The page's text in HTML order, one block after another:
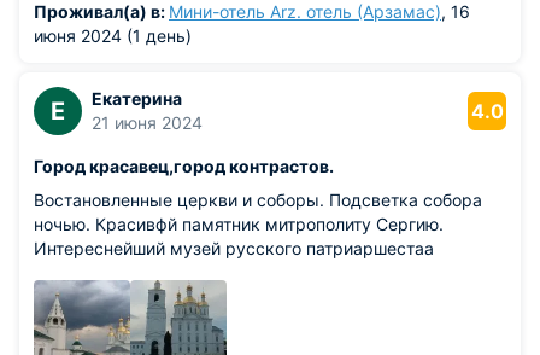
Проживал(а) в: Мини-отель Arz. отель (Арзамас), 16
июня 2024 (1 день)
Е
Екатерина
21 июня 2024
4.0
Город красавец,город контрастов.
Востановленные церкви и соборы. Подсветка собора
ночью. Красивфй памятник митрополиту Сергию.
Интереснейший музей русского патриаршестаа